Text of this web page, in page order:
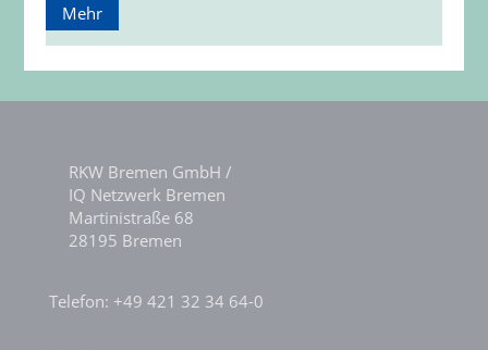
Mehr
RKW Bremen GmbH /
IQ Netzwerk Bremen
Martinistraße 68
28195 Bremen
Telefon: +49 421 32 34 64-0